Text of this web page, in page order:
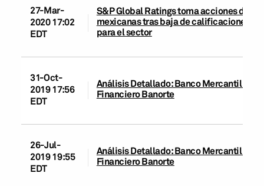
27-Mar-
2020 17:02
EDT
S&P Global Ratings toma acciones de
mexicanas tras baja de calificaciones
para el sector
31-Oct-
2019 17:56
EDT
Análisis Detallado: Banco Mercantil del
Financiero Banorte
26-Jul-
2019 19:55
EDT
Análisis Detallado: Banco Mercantil del
Financiero Banorte